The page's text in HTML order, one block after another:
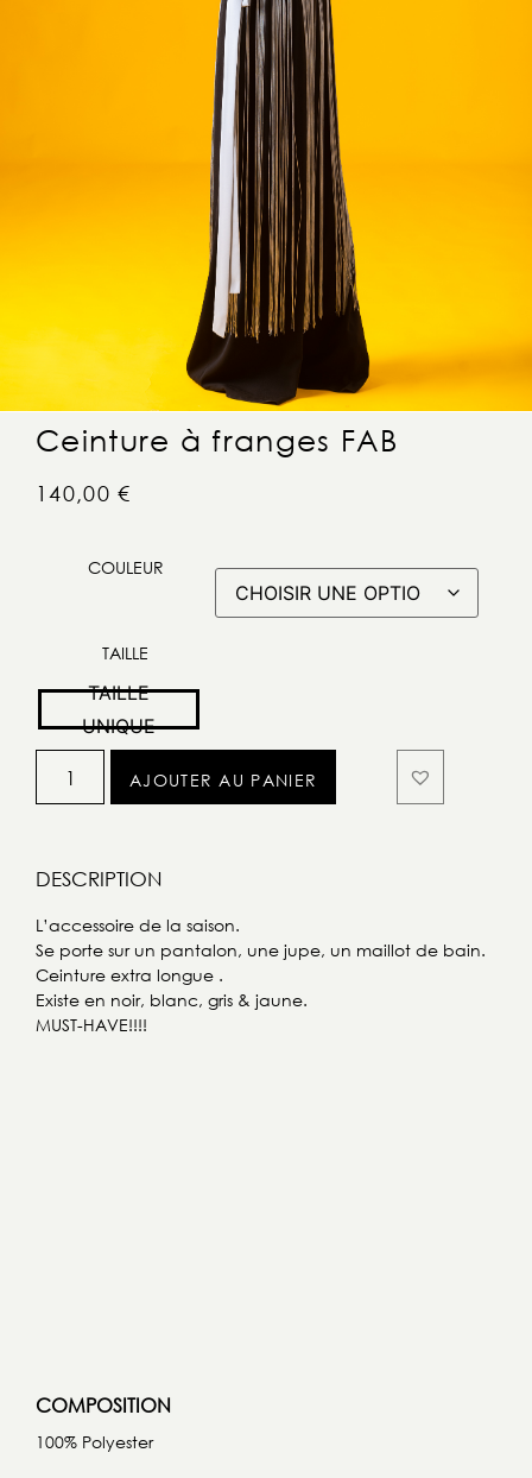
Ceinture à franges FAB
140,00€
COULEUR
TAILLE
TAILLE
UNIQUE
AJOUTER AU PANIER
DESCRIPTION
L’accessoire de la saison.
Se porte sur un pantalon, une jupe, un maillot de bain.
Ceinture extra longue .
Existe en noir, blanc, gris & jaune.
MUST-HAVE!!!!
COMPOSITION
100% Polyester